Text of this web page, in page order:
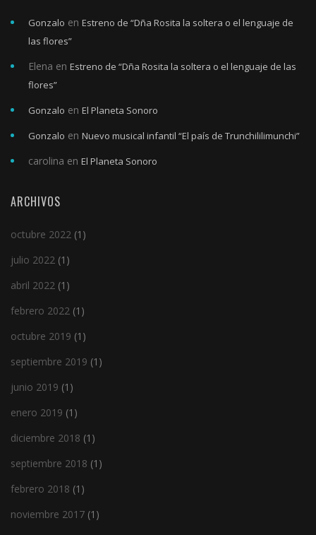
Gonzalo en Estreno de “Dña Rosita la soltera o el lenguaje de
las flores”
Elena en Estreno de “Dña Rosita la soltera o el lenguaje de las
flores”
Gonzalo en El Planeta Sonoro
Gonzalo en Nuevo musical infantil “El país de Trunchililimunchi”
carolina en El Planeta Sonoro
ARCHIVOS
octubre 2022 (1)
julio 2022 (1)
abril 2022 (1)
febrero 2022 (1)
octubre 2019 (1)
septiembre 2019 (1)
junio 2019 (1)
enero 2019 (1)
diciembre 2018 (1)
septiembre 2018 (1)
febrero 2018 (1)
noviembre 2017 (1)